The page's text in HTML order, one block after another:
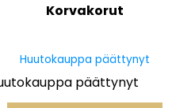
Korvakorut
Huutokauppa päättynyt
päättynyt